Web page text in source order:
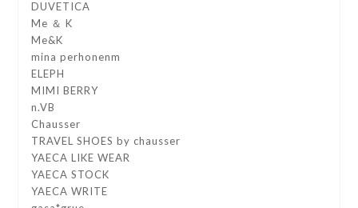
DUVETICA
Me ＆ K
Me&K
mina perhonenm
ELEPH
MIMI BERRY
n.VB
Chausser
TRAVEL SHOES by chausser
YAECA LIKE WEAR
YAECA STOCK
YAECA WRITE